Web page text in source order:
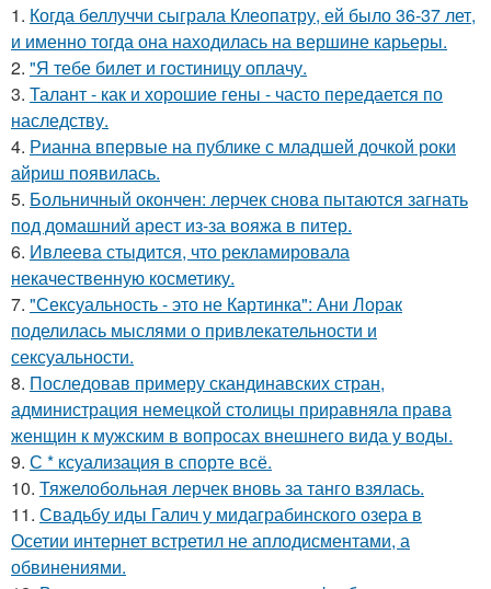
1. Когда беллуччи сыграла Клеопатру, ей было 36-37 лет,
и именно тогда она находилась на вершине карьеры.
2. "Я тебе билет и гостиницу оплачу.
3. Талант - как и хорошие гены - часто передается по
наследству.
4. Рианна впервые на публике с младшей дочкой роки
айриш появилась.
5. Больничный окончен: лерчек снова пытаются загнать
под домашний арест из-за вояжа в питер.
6. Ивлеева стыдится, что рекламировала
некачественную косметику.
7. "Сексуальность - это не Картинка": Ани Лорак
поделилась мыслями о привлекательности и
сексуальности.
8. Последовав примеру скандинавских стран,
администрация немецкой столицы приравняла права
женщин к мужским в вопросах внешнего вида у воды.
9. С * ксуализация в спорте всё.
10. Тяжелобольная лерчек вновь за танго взялась.
11. Свадьбу иды Галич у мидаграбинского озера в
Осетии интернет встретил не аплодисментами, а
обвинениями.